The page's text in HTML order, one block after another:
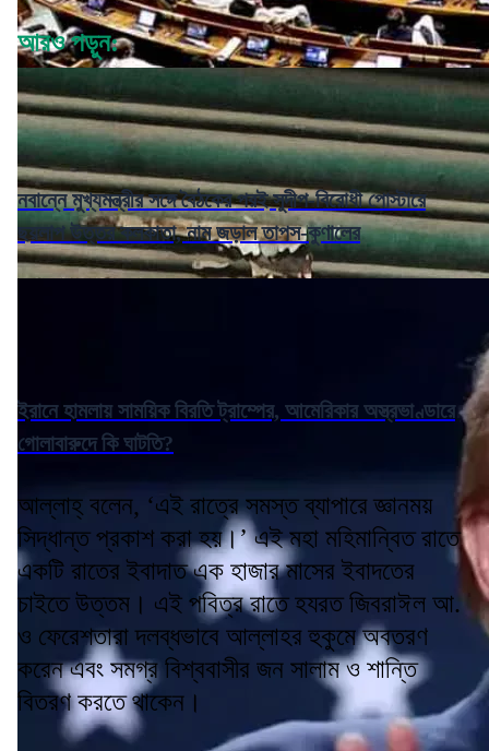
আরও পড়ুন:
নবান্নে মুখ্যমন্ত্রীর সঙ্গে বৈঠকের পরই সুদীপ-বিরোধী পোস্টারে
ছয়লাপ উত্তর কলকাতা, নাম জড়াল তাপস-কুণালের
ইরানে হামলায় সাময়িক বিরতি ট্রাম্পের, আমেরিকার অস্ত্রভাণ্ডারে
গোলাবারুদে কি ঘাটতি?
আল্লাহ্ বলেন, ‘এই রাত্রে সমস্ত ব্যাপারে জ্ঞানময়
সিদ্ধান্ত প্রকাশ করা হয়।’ এই মহা মহিমান্বিত রাতে
একটি রাতের ইবাদাত এক হাজার মাসের ইবাদতের
চাইতে উত্তম। এই পবিত্র রাতে হযরত জিবরাঈল আ.
ও ফেরেশতারা দলব্ধভাবে আল্লাহর হুকুমে অবতরণ
করেন এবং সমগ্র বিশ্ববাসীর জন সালাম ও শান্তি
বিতরণ করতে থাকেন।